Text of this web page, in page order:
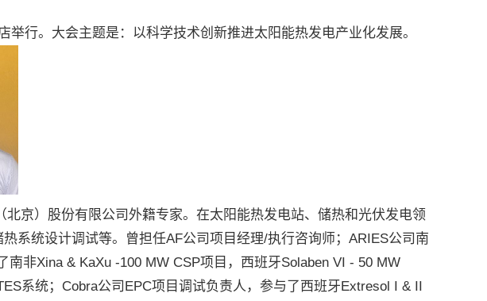
行。大会主题是：以科学技术创新推进太阳能热发电产业化发展。
京）股份有限公司外籍专家。在太阳能热发电站、储热和光伏发电领
系统设计调试等。曾担任AF公司项目经理/执行咨询师；ARIES公司南
非Xina & KaXu -100 MW CSP项目，西班牙Solaben VI - 50 MW
系统；Cobra公司EPC项目调试负责人，参与了西班牙Extresol I & II